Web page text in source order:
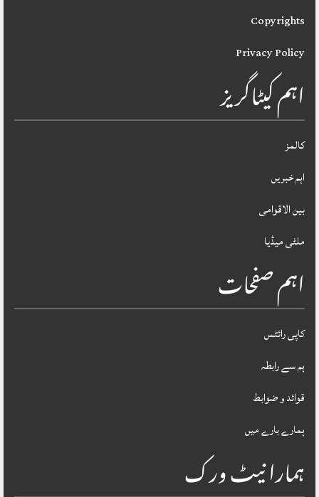
Copyrights
Privacy Policy
اہم کیٹاگریز
کالمز
اہم خبریں
بین الاقوامی
ملٹی میڈیا
اہم صفحات
کاپی رائٹس
ہم سے رابطہ
قوائد و ضوابط
ہمارے بارے میں
ہمارا نیٹ ورک